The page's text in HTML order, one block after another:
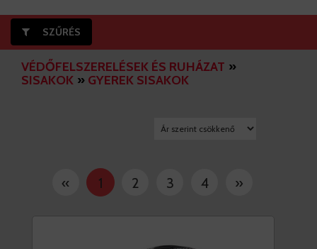
SZŰRÉS
VÉDŐFELSZERELÉSEK ÉS RUHÁZAT »
SISAKOK » GYEREK SISAKOK
« 1 2 3 4 »